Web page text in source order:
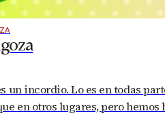
un incordio. Lo es en todas
en otros lugares, pero